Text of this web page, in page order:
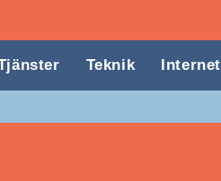
Teknik Internet